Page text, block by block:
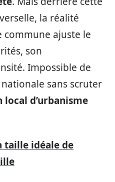
la réalité
commune ajuste le
son
Impossible de
sans scruter
local d’urbanisme
taille idéale de